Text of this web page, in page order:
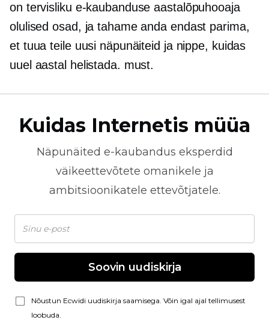
on tervisliku e-kaubanduse aastalõpuhooaja
olulised osad, ja tahame anda endast parima,
et tuua teile uusi näpunäiteid ja nippe, kuidas
uuel aastal helistada. must.
Kuidas Internetis müüa
Näpunäited e-kaubandus eksperdid
väikeettevõtete omanikele ja
ambitsioonikatele ettevõtjatele.
Soovin uudiskirja
Nõustun Ecwidi uudiskirja saamisega. Võin igal ajal tellimusest
loobuda.